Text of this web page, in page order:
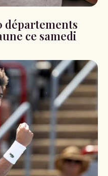
départements
ce samedi